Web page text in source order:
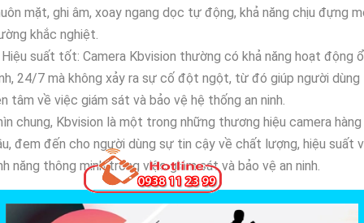
mặt, ghi âm, xoay ngang dọc tự động, khả năng chịu đựng
khắc nghiệt.
suất tốt: Camera Kbvision thường có khả năng hoạt động
24/7 mà không xảy ra sự cố đột ngột, từ đó giúp người dùng
tâm về việc giám sát và bảo vệ hệ thống an ninh.
chung, Kbvision là một trong những thương hiệu camera hàng
đem đến cho người dùng sự tin cậy về chất lượng, hiệu suất
năng thông minh trong việc giám sát và bảo vệ an ninh.